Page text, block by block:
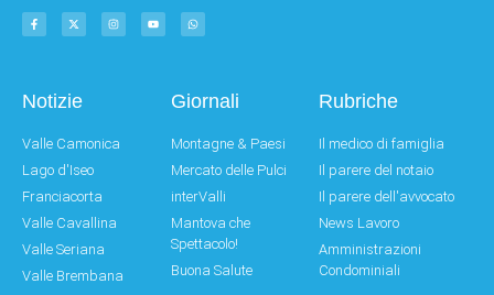
Notizie
Valle Camonica
Lago d'Iseo
Franciacorta
Valle Cavallina
Valle Seriana
Valle Brembana
Giornali
Montagne & Paesi
Mercato delle Pulci
interValli
Mantova che
Spettacolo!
Buona Salute
Rubriche
Il medico di famiglia
Il parere del notaio
Il parere dell'avvocato
News Lavoro
Amministrazioni
Condominiali